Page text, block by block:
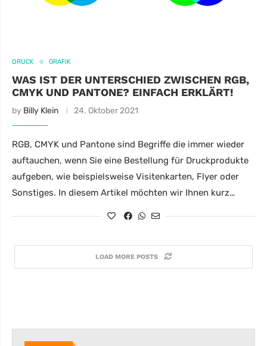
DRUCK GRAFIK
WAS IST DER UNTERSCHIED ZWISCHEN RGB,
CMYK UND PANTONE? EINFACH ERKLÄRT!
by Billy Klein 24. Oktober 2021
RGB, CMYK und Pantone sind Begriffe die immer wieder
auftauchen, wenn Sie eine Bestellung für Druckprodukte
aufgeben, wie beispielsweise Visitenkarten, Flyer oder
Sonstiges. In diesem Artikel möchten wir Ihnen kurz…
LOAD MORE POSTS